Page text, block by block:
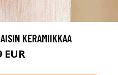
KERAMIIKKAA
EUR